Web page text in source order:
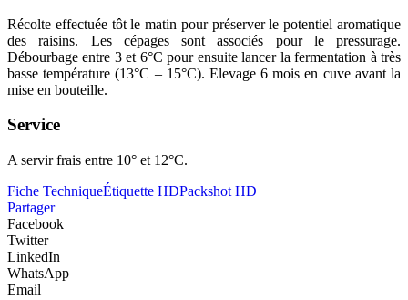
Récolte effectuée tôt le matin pour préserver le potentiel aromatique
des raisins. Les cépages sont associés pour le pressurage.
Débourbage entre 3 et 6°C pour ensuite lancer la fermentation à très
basse température (13°C – 15°C). Elevage 6 mois en cuve avant la
mise en bouteille.
Service
A servir frais entre 10° et 12°C.
Fiche TechniqueÉtiquette HDPackshot HD
Partager
Facebook
Twitter
LinkedIn
WhatsApp
Email